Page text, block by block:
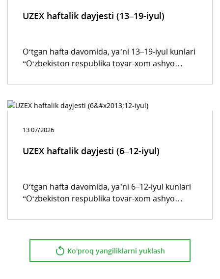
UZEX haftalik dayjesti (13–19-iyul)
O‘tgan hafta davomida, yaʼni 13–19-iyul kunlari
“O‘zbekiston respublika tovar-xom ashyo
480 ta bitim tuzilgan bo‘lib, bu avvalgi haftaga
savdolariga, qolgan 47,8 % qismi esa elektron
13 07/2026
UZEX haftalik dayjesti (6–12-iyul)
O‘tgan hafta davomida, yaʼni 6–12-iyul kunlari
“O‘zbekiston respublika tovar-xom ashyo
129 ta bitim tuzilgan bo‘lib, bu avvalgi haftaga
savdolariga, qolgan 48,0 % qismi esa elektron
tijorat savdo tizimlariga to‘g‘ri keldi.
Ko'proq yangiliklarni yuklash